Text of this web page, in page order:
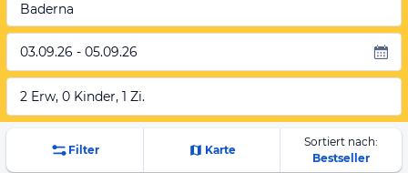
Baderna
03.09.26 - 05.09.26
2 Erw, 0 Kinder, 1 Zi.
Filter Karte
Sortiert nach:
Bestseller